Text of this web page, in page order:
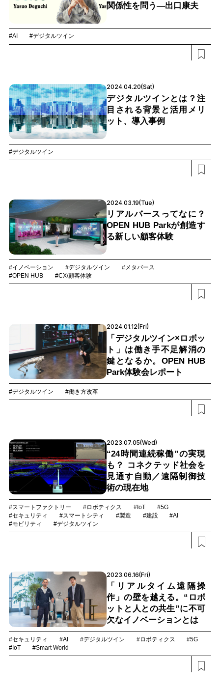
関係性を問う―出口康夫
#AI #デジタルツイン
2024.04.20(Sat)
デジタルツインとは？注
目される背景と活用メリ
ット、導入事例
#デジタルツイン
2024.03.19(Tue)
リアルバースってなに？
OPEN HUB Parkが創造す
る新しい顧客体験
#イノベーション #デジタルツイン
#メタバース
#OPEN HUB
#CX/顧客体験
2024.01.12(Fri)
「デジタルツイン×ロボッ
ト」は働き手不足解消の
鍵となるか。OPEN HUB
Park体験会レポート
#デジタルツイン #働き方改革
2023.07.05(Wed)
“24時間連続稼働”の実現
も？ コネクテッド社会を
見通す自動／遠隔制御技
術の現在地
#スマートファクトリー #ロボティクス #IoT
#5G
#セキュリティ
#スマートシティ #製造 #建設
#AI
#モビリティ
#デジタルツイン
2023.06.16(Fri)
「リアルタイム遠隔操
作」の壁を越える。“ロボ
ットと人との共生”に不可
欠なイノベーションとは
#セキュリティ #AI #デジタルツイン #ロボティクス
#5G
#IoT
#Smart World